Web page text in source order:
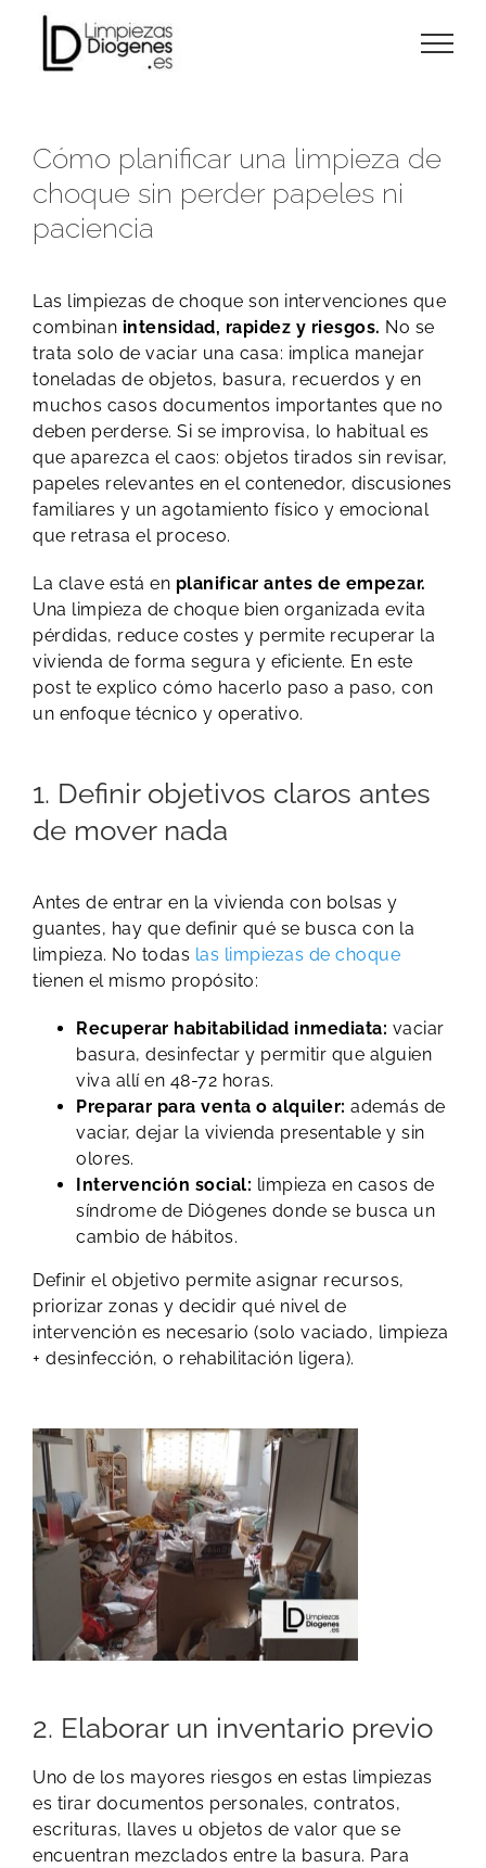
content
Cómo planificar una limpieza de
choque sin perder papeles ni
paciencia
Las limpiezas de choque son intervenciones que
combinan intensidad, rapidez y riesgos. No se
trata solo de vaciar una casa: implica manejar
toneladas de objetos, basura, recuerdos y en
muchos casos documentos importantes que no
deben perderse. Si se improvisa, lo habitual es
que aparezca el caos: objetos tirados sin revisar,
papeles relevantes en el contenedor, discusiones
familiares y un agotamiento físico y emocional
que retrasa el proceso.
La clave está en planificar antes de empezar.
Una limpieza de choque bien organizada evita
pérdidas, reduce costes y permite recuperar la
vivienda de forma segura y eficiente. En este
post te explico cómo hacerlo paso a paso, con
un enfoque técnico y operativo.
1. Definir objetivos claros antes
de mover nada
Antes de entrar en la vivienda con bolsas y
guantes, hay que definir qué se busca con la
limpieza. No todas las limpiezas de choque
tienen el mismo propósito:
Recuperar habitabilidad inmediata: vaciar
basura, desinfectar y permitir que alguien
viva allí en 48-72 horas.
Preparar para venta o alquiler: además de
vaciar, dejar la vivienda presentable y sin
olores.
Intervención social: limpieza en casos de
síndrome de Diógenes donde se busca un
cambio de hábitos.
Definir el objetivo permite asignar recursos,
priorizar zonas y decidir qué nivel de
intervención es necesario (solo vaciado, limpieza
+ desinfección, o rehabilitación ligera).
2. Elaborar un inventario previo
Uno de los mayores riesgos en estas limpiezas
es tirar documentos personales, contratos,
escrituras, llaves u objetos de valor que se
encuentran mezclados entre la basura. Para